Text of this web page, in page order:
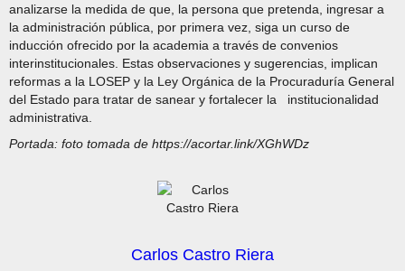
analizarse la medida de que, la persona que pretenda, ingresar a
la administración pública, por primera vez, siga un curso de
inducción ofrecido por la academia a través de convenios
interinstitucionales. Estas observaciones y sugerencias, implican
reformas a la LOSEP y la Ley Orgánica de la Procuraduría General
del Estado para tratar de sanear y fortalecer la institucionalidad
administrativa.
Portada: foto tomada de https://acortar.link/XGhWDz
Carlos Castro Riera